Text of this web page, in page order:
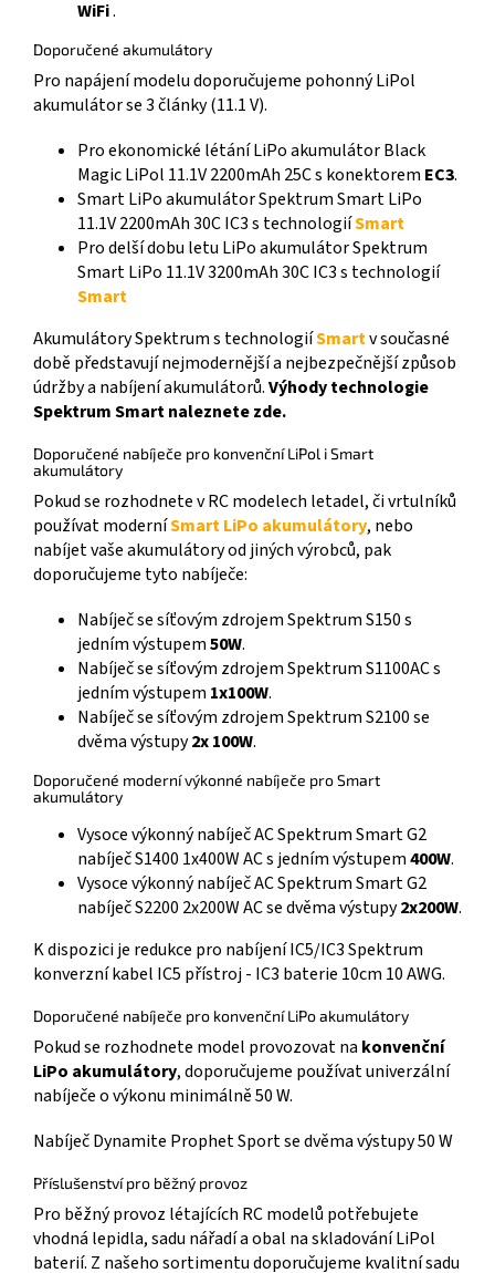
WiFi.
Doporučené akumulátory
Pro napájení modelu doporučujeme pohonný LiPol
akumulátor se 3 články (11.1 V).
Pro ekonomické létání LiPo akumulátor Black
Magic LiPol 11.1V 2200mAh 25C s konektorem EC3.
Smart LiPo akumulátor Spektrum Smart LiPo
11.1V 2200mAh 30C IC3 s technologiíSmart
Pro delší dobu letu LiPo akumulátor Spektrum
Smart LiPo 11.1V 3200mAh 30C IC3 s technologií
Smart
Akumulátory Spektrum s technologiíSmartv současné
době představují nejmodernější a nejbezpečnější způsob
údržby a nabíjení akumulátorů.Výhody technologie
Spektrum Smart naleznete zde.
Doporučené nabíječe pro konvenční LiPol i Smart
akumulátory
Pokud se rozhodnete v RC modelech letadel, či vrtulníků
používat moderníSmart LiPo akumulátory, nebo
nabíjet vaše akumulátory od jiných výrobců, pak
doporučujeme tyto nabíječe:
Nabíječ se síťovým zdrojem Spektrum S150 s
jedním výstupem50W.
Nabíječ se síťovým zdrojem Spektrum S1100AC s
jedním výstupem 1x100W.
Nabíječ se síťovým zdrojem Spektrum S2100 se
dvěma výstupy2x 100W.
Doporučené moderní výkonné nabíječe pro Smart
akumulátory
Vysoce výkonný nabíječ AC Spektrum Smart G2
nabíječ S1400 1x400W AC s jedním výstupem400W.
Vysoce výkonný nabíječ AC Spektrum Smart G2
nabíječ S2200 2x200W AC se dvěma výstupy2x200W.
K dispozici je redukce pro nabíjení IC5/IC3 Spektrum
konverzní kabel IC5 přístroj - IC3 baterie 10cm 10 AWG.
Doporučené nabíječe pro konvenční LiPo akumulátory
Pokud se rozhodnete model provozovat na konvenční
LiPo akumulátory, doporučujeme používat univerzální
nabíječe o výkonu minimálně 50 W.
Nabíječ Dynamite Prophet Sport se dvěma výstupy 50 W
Příslušenství pro běžný provoz
Pro běžný provoz létajících RC modelů potřebujete
vhodná lepidla, sadu nářadí a obal na skladování LiPol
baterií. Z našeho sortimentu doporučujeme kvalitní sadu